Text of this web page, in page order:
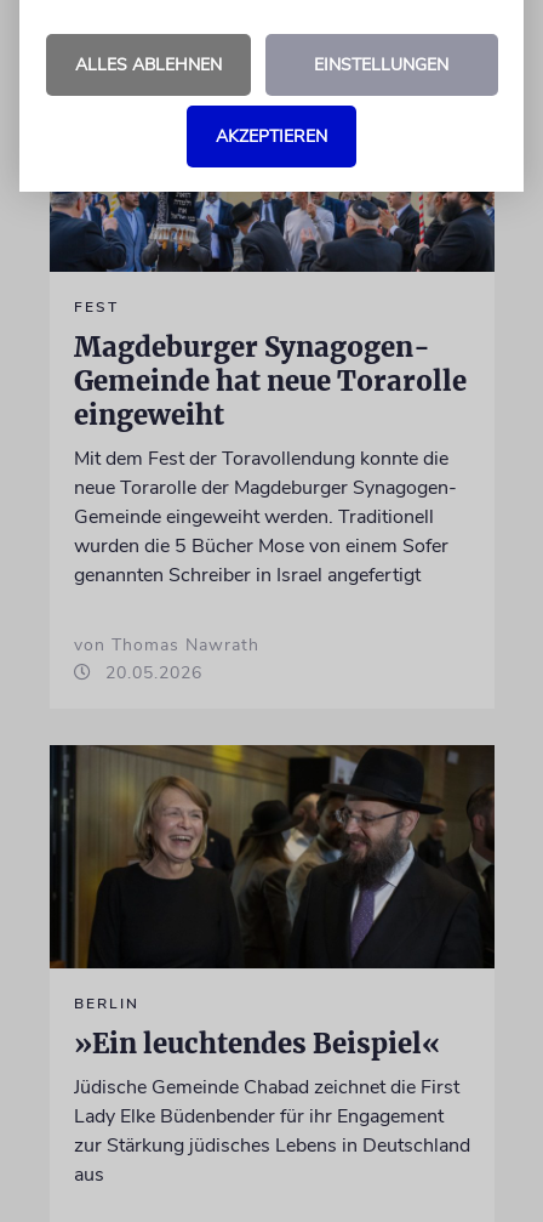
FEST
Magdeburger Synagogen-
Gemeinde hat neue Torarolle
eingeweiht
Mit dem Fest der Toravollendung konnte die
neue Torarolle der Magdeburger Synagogen-
Gemeinde eingeweiht werden. Traditionell
wurden die 5 Bücher Mose von einem Sofer
genannten Schreiber in Israel angefertigt
von Thomas Nawrath
20.05.2026
BERLIN
»Ein leuchtendes Beispiel«
Jüdische Gemeinde Chabad zeichnet die First
Lady Elke Büdenbender für ihr Engagement
zur Stärkung jüdisches Lebens in Deutschland
aus
ALLES ABLEHNEN EINSTELLUNGEN
AKZEPTIEREN